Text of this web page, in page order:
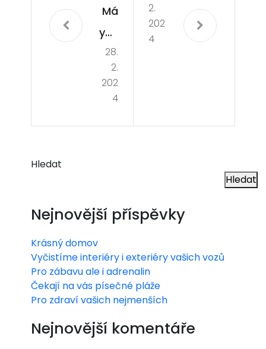
Má
yov
é a
kult
ura
28.
2.
202
4
2.
202
4
Hledat
Hledat
Nejnovější příspěvky
Krásný domov
Vyčistíme interiéry i exteriéry vašich vozů
Pro zábavu ale i adrenalin
Čekají na vás písečné pláže
Pro zdraví vašich nejmenších
Nejnovější komentáře